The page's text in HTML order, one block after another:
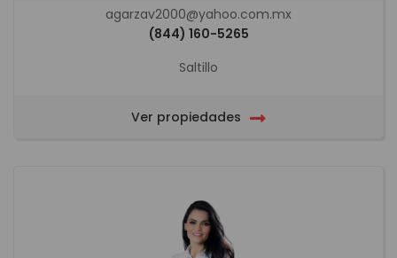
agarzav2000@yahoo.com.mx
(844) 160-5265
Saltillo
Ver propiedades